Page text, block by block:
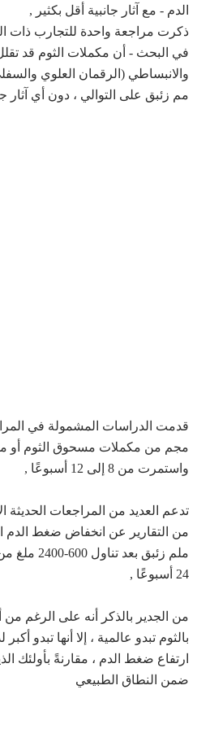
الدم - مع آثار جانبية أقل بكثير ,
في البحث - أن مكملات الثوم قد
مم زئبق على التوالي ، دون أي آثار
مجم من مكملات مسحوق الثوم أو
واستمرت من 8 إلى 12 أسبوعًا ,
تدعم العديد من المراجعات الحديثة
24 أسبوعًا ,
من الجدير بالذكر أنه على الرغم
بالثوم تبدو عالمية ، إلا أنها تبدو
ارتفاع ضغط الدم ، مقارنةً بأولئك
ضمن النطاق الطبيعي